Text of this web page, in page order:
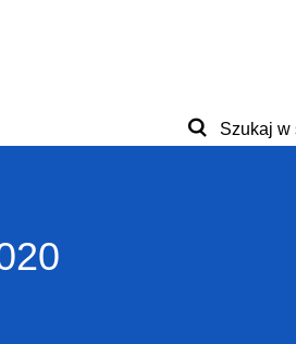
Szukaj w